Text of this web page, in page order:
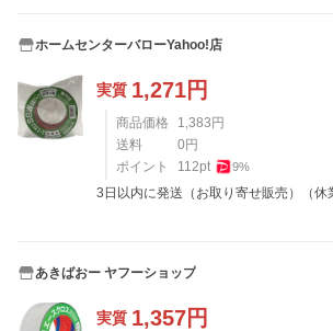
ホームセンターバローYahoo!店
実質 1,271円
商品価格 1,383 円
送料
0 円
ポイント
112pt 9%
3日以内に発送（お取り寄せ販売）（休
あきばおー ヤフーショップ
実質 1,357円